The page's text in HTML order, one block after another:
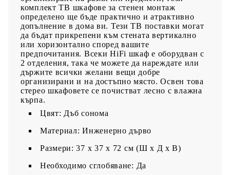
комплект ТВ шкафове за стенен монтаж
определено ще бъде практично и атрактивно
допълнение в дома ви. Тези ТВ поставки могат
да бъдат прикрепени към стената вертикално
или хоризонтално според вашите
предпочитания. Всеки HiFi шкаф е оборудван с
2 отделения, така че можете да нареждате или
държите всички желани вещи добре
организирани и на достъпно място. Освен това
стерео шкафовете се почистват лесно с влажна
кърпа.
Цвят: Дъб сонома
Материал: Инженерно дърво
Размери: 37 х 37 х 72 см (Ш x Д x В)
Необходимо сглобяване: Да